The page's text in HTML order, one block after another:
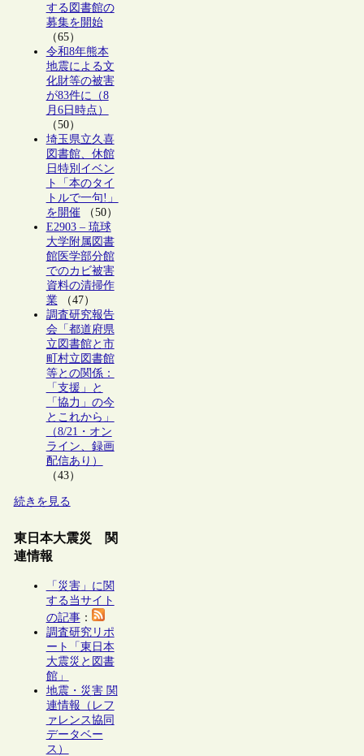
する図書館の
募集を開始
（65）
令和8年熊本
地震による文
化財等の被害
が83件に（8
月6日時点）
（50）
埼玉県立久喜
図書館、休館
日特別イベン
ト「本のタイ
トルで一句!」
を開催（50）
E2903 – 琉球
大学附属図書
館医学部分館
でのカビ被害
資料の清掃作
業（47）
調査研究報告
会「都道府県
立図書館と市
町村立図書館
等との関係：
「支援」と
「協力」の今
とこれから」
（8/21・オン
ライン、録画
配信あり）
（43）
続きを見る
東日本大震災 関
連情報
「災害」に関
する当サイト
の記事：
調査研究リポ
ート「東日本
大震災と図書
館」
地震・災害 関
連情報（レフ
ァレンス協同
データベー
ス）